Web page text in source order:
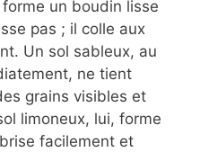
un boudin lisse
pas ; il colle aux
Un sol sableux, au
ne tient
grains visibles et
limoneux, lui, forme
facilement et